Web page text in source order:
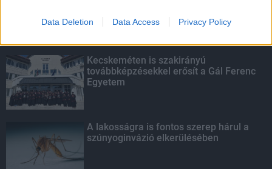
Data Deletion Data Access Privacy Policy
Kecskeméten is szakirányú
továbbképzésekkel erősít a Gál Ferenc
Egyetem
A lakosságra is fontos szerep hárul a
szúnyoginvázió elkerülésében